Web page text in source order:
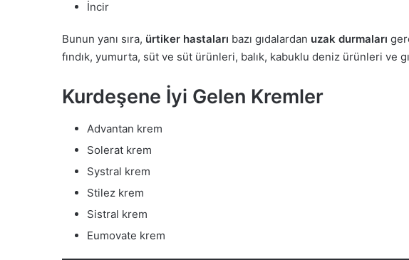
İncir
Bunun yanı sıra, ürtiker hastaları bazı gıdalardan uzak durmaları
fındık, yumurta, süt ve süt ürünleri, balık, kabuklu deniz ürünleri ve
Kurdeşene İyi Gelen Kremler
Advantan krem
Solerat krem
Systral krem
Stilez krem
Sistral krem
Eumovate krem